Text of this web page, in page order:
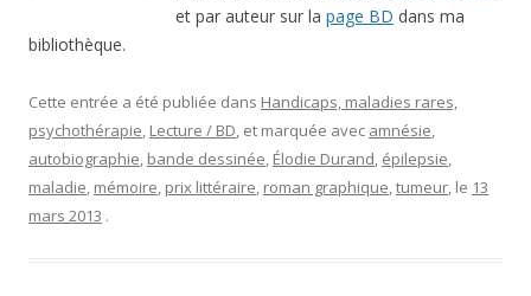
et par auteur sur la page BD dans ma
bibliothèque.
Cette entrée a été publiée dans Handicaps, maladies rares,
psychothérapie, Lecture / BD, et marquée avec amnésie,
autobiographie, bande dessinée, Élodie Durand, épilepsie,
maladie, mémoire, prix littéraire, roman graphique,tumeur, le 13
mars 2013 .